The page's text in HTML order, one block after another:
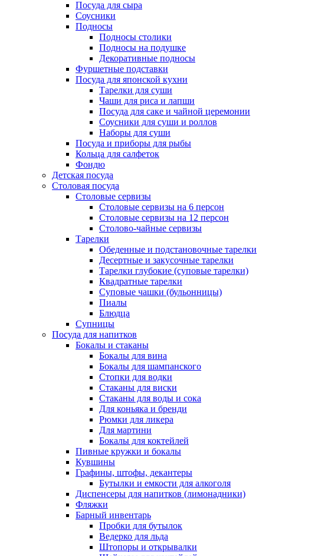
Посуда для сыра
Соусники
Подносы
Подносы столики
Подносы на подушке
Декоративные подносы
Фуршетные подставки
Посуда для японской кухни
Тарелки для суши
Чаши для риса и лапши
Посуда для саке и чайной церемонии
Соусники для суши и роллов
Наборы для суши
Посуда и приборы для рыбы
Кольца для салфеток
Фондю
Детская посуда
Столовая посуда
Столовые сервизы
Столовые сервизы на 6 персон
Столовые сервизы на 12 персон
Столово-чайные сервизы
Тарелки
Обеденные и подстановочные тарелки
Десертные и закусочные тарелки
Тарелки глубокие (суповые тарелки)
Квадратные тарелки
Суповые чашки (бульонницы)
Пиалы
Блюдца
Супницы
Посуда для напитков
Бокалы и стаканы
Бокалы для вина
Бокалы для шампанского
Стопки для водки
Стаканы для виски
Стаканы для воды и сока
Для коньяка и бренди
Рюмки для ликера
Для мартини
Бокалы для коктейлей
Пивные кружки и бокалы
Кувшины
Графины, штофы, декантеры
Бутылки и емкости для алкоголя
Диспенсеры для напитков (лимонадники)
Фляжки
Барный инвентарь
Пробки для бутылок
Ведерко для льда
Штопоры и открывалки